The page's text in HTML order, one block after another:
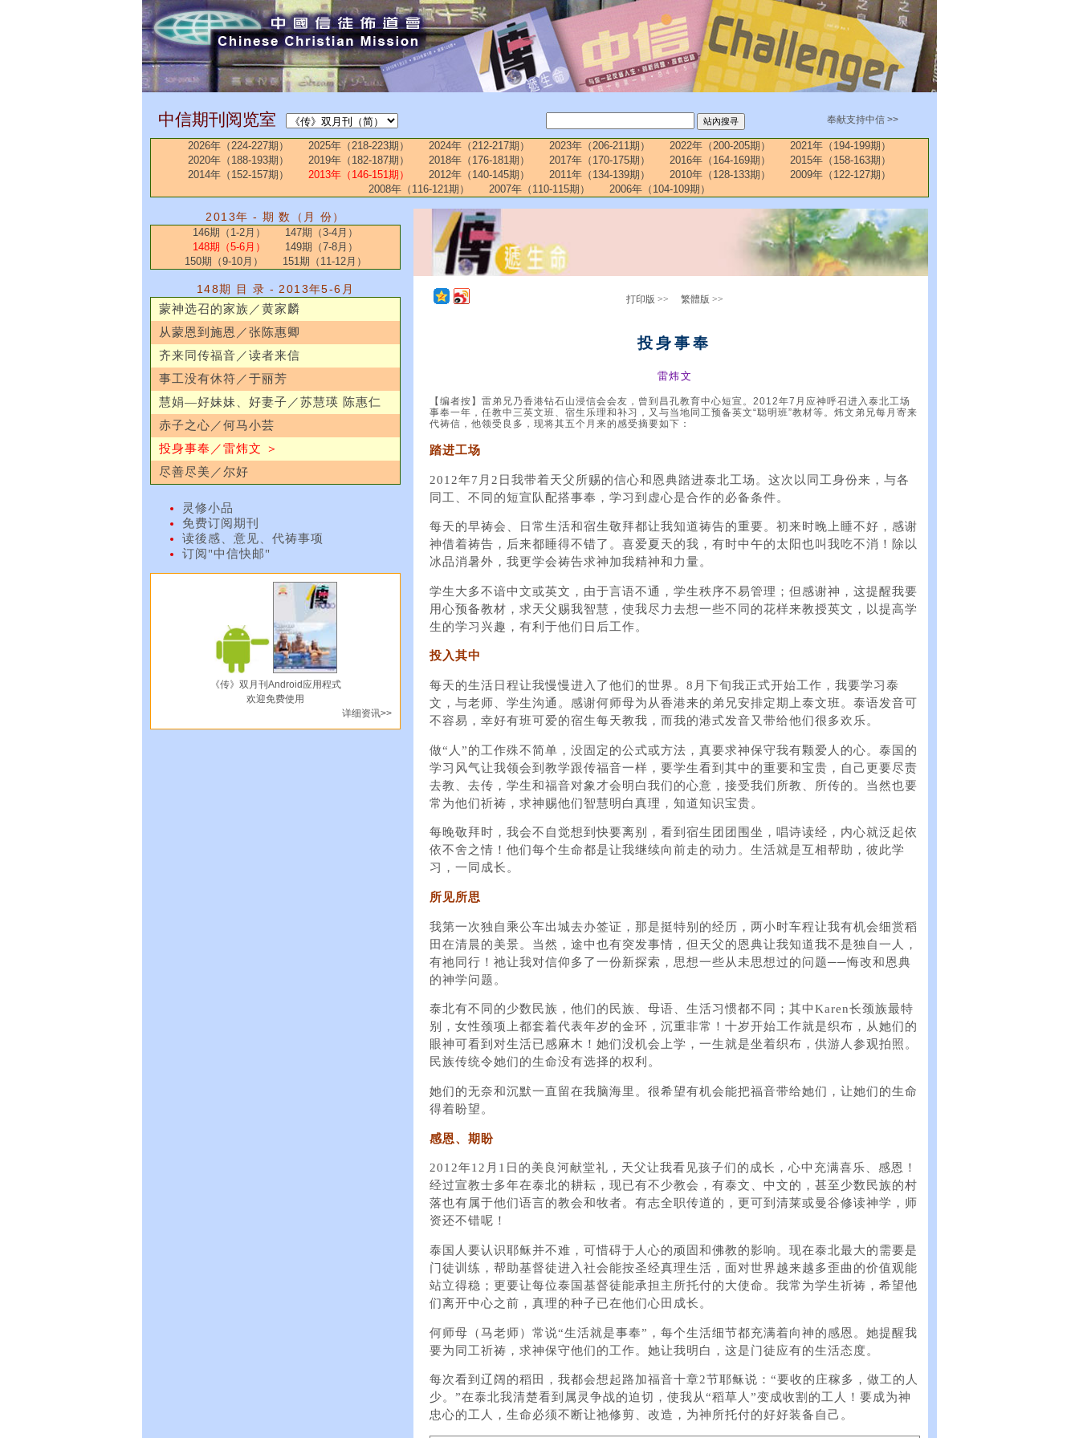
中信期刊阅览室 奉献支持中信 >>
2026年（224-227期） 2025年（218-223期） 2024年（212-217期） 2023年（206-211期） 2022年（200-205期）
2021年（194-199期）
2020年（188-193期）
2019年（182-187期） 2018年（176-181期） 2017年（170-175期） 2016年（164-169期）
2015年（158-163期）
2014年（152-157期）
2013年（146-151期） 2012年（140-145期） 2011年（134-139期） 2010年（128-133期）
2009年（122-127期）
2008年（116-121期）
2007年（110-115期） 2006年（104-109期）
2013年 - 期 数（月 份）
146期（1-2月）
147期（3-4月）
148期（5-6月）
149期（7-8月）
150期（9-10月）
151期（11-12月）
148期 目 录 - 2013年5-6月
蒙神选召的家族／黄家麟
从蒙恩到施恩／张陈惠卿
齐来同传福音／读者来信
事工没有休符／于丽芳
慧娟—好妹妹、好妻子／苏慧瑛 陈惠仁
赤子之心／何马小芸
投身事奉／雷炜文 ＞
尽善尽美／尔好
灵修小品
免费订阅期刊
读後感、意见、代祷事项
订阅"中信快邮"
《传》双月刊Android应用程式
欢迎免费使用
详细资讯>>
打印版 >> 繁體版 >>
投身事奉
雷炜文
【编者按】雷弟兄乃香港钻石山浸信会会友，曾到昌孔教育中心短宣。2012年7月应神呼召进入泰北工场
事奉一年，任教中三英文班、宿生乐理和补习，又与当地同工预备英文“聪明班”教材等。炜文弟兄每月寄来
代祷信，他领受良多，现将其五个月来的感受摘要如下：
踏进工场
2012年7月2日我带着天父所赐的信心和恩典踏进泰北工场。这次以同工身份来，与各
同工、不同的短宣队配搭事奉，学习到虚心是合作的必备条件。
每天的早祷会、日常生活和宿生敬拜都让我知道祷告的重要。初来时晚上睡不好，感谢
神借着祷告，后来都睡得不错了。喜爱夏天的我，有时中午的太阳也叫我吃不消！除以
冰品消暑外，我更学会祷告求神加我精神和力量。
学生大多不谙中文或英文，由于言语不通，学生秩序不易管理；但感谢神，这提醒我要
用心预备教材，求天父赐我智慧，使我尽力去想一些不同的花样来教授英文，以提高学
生的学习兴趣，有利于他们日后工作。
投入其中
每天的生活日程让我慢慢进入了他们的世界。8月下旬我正式开始工作，我要学习泰
文，与老师、学生沟通。感谢何师母为从香港来的弟兄安排定期上泰文班。泰语发音可
不容易，幸好有班可爱的宿生每天教我，而我的港式发音又带给他们很多欢乐。
做“人”的工作殊不简单，没固定的公式或方法，真要求神保守我有颗爱人的心。泰国的
学习风气让我领会到教学跟传福音一样，要学生看到其中的重要和宝贵，自己更要尽责
去教、去传，学生和福音对象才会明白我们的心意，接受我们所教、所传的。当然也要
常为他们祈祷，求神赐他们智慧明白真理，知道知识宝贵。
每晚敬拜时，我会不自觉想到快要离别，看到宿生团团围坐，唱诗读经，内心就泛起依
依不舍之情！他们每个生命都是让我继续向前走的动力。生活就是互相帮助，彼此学
习，一同成长。
所见所思
我第一次独自乘公车出城去办签证，那是挺特别的经历，两小时车程让我有机会细赏稻
田在清晨的美景。当然，途中也有突发事情，但天父的恩典让我知道我不是独自一人，
有祂同行！祂让我对信仰多了一份新探索，思想一些从未思想过的问题──悔改和恩典
的神学问题。
泰北有不同的少数民族，他们的民族、母语、生活习惯都不同；其中Karen长颈族最特
别，女性颈项上都套着代表年岁的金环，沉重非常！十岁开始工作就是织布，从她们的
眼神可看到对生活已感麻木！她们没机会上学，一生就是坐着织布，供游人参观拍照。
民族传统令她们的生命没有选择的权利。
她们的无奈和沉默一直留在我脑海里。很希望有机会能把福音带给她们，让她们的生命
得着盼望。
感恩、期盼
2012年12月1日的美良河献堂礼，天父让我看见孩子们的成长，心中充满喜乐、感恩！
经过宣教士多年在泰北的耕耘，现已有不少教会，有泰文、中文的，甚至少数民族的村
落也有属于他们语言的教会和牧者。有志全职传道的，更可到清莱或曼谷修读神学，师
资还不错呢！
泰国人要认识耶稣并不难，可惜碍于人心的顽固和佛教的影响。现在泰北最大的需要是
门徒训练，帮助基督徒进入社会能按圣经真理生活，面对世界越来越多歪曲的价值观能
站立得稳；更要让每位泰国基督徒能承担主所托付的大使命。我常为学生祈祷，希望他
们离开中心之前，真理的种子已在他们心田成长。
何师母（马老师）常说“生活就是事奉”，每个生活细节都充满着向神的感恩。她提醒我
要为同工祈祷，求神保守他们的工作。她让我明白，这是门徒应有的生活态度。
每次看到辽阔的稻田，我都会想起路加福音十章2节耶稣说：“要收的庄稼多，做工的人
少。”在泰北我清楚看到属灵争战的迫切，使我从“稻草人”变成收割的工人！要成为神
忠心的工人，生命必须不断让祂修剪、改造，为神所托付的好好装备自己。